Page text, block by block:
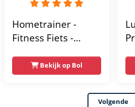
Hometrainer -
Fitness Fiets -
Vliegwiel -
Hartslagmeter -
Incl App - Extreem
Bekijk op Bol
Volgende